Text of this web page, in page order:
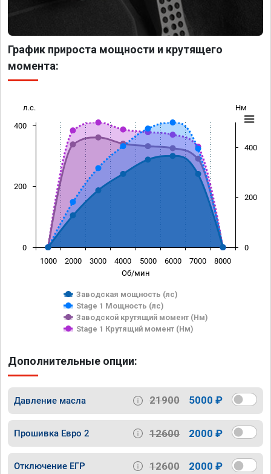
График прироста мощности и крутящего
момента:
Об/мин
л.с. Нм
Заводская мощность (лс)
Stage 1 Мощность (лс)
Заводской крутящий момент (Нм)
Stage 1 Крутящий момент (Нм)
1000 2000 3000 4000 5000 6000 7000 8000
0
200
400
0
200
400
Дополнительные опции:
Давление масла 21900 5000 ₽
Прошивка Евро 2 12600 2000 ₽
Отключение ЕГР 12600 2000 ₽